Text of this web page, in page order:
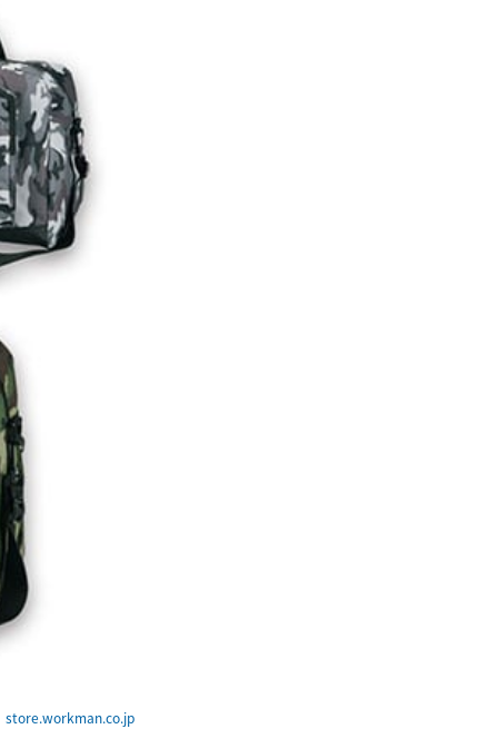
store.workman.co.jp